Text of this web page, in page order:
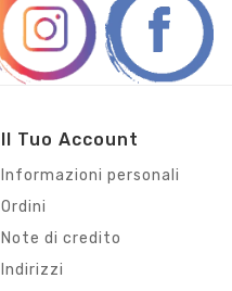
Il Tuo Account
Informazioni personali
Ordini
Note di credito
Indirizzi